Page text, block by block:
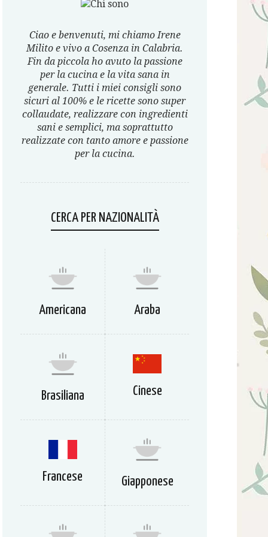
Ciao e benvenuti, mi chiamo Irene
Milito e vivo a Cosenza in Calabria.
Fin da piccola ho avuto la passione
per la cucina e la vita sana in
generale. Tutti i miei consigli sono
sicuri al 100% e le ricette sono super
collaudate, realizzare con ingredienti
sani e semplici, ma soprattutto
realizzate con tanto amore e passione
per la cucina.
CERCA PER NAZIONALITÀ
Americana Araba
Brasiliana Cinese
Francese Giapponese